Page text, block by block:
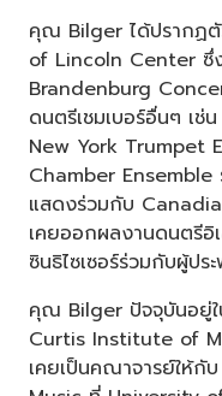
คุณ Bilger ได้ปรากฏ
of Lincoln Center ซึ่
Brandenburg
ดนตรีเชมเบอร์อื่นๆ เ
New York Trumpet
Chamber Ensemble
แสดงร่วมกับ
เคยออกผลงานดนตรีอิ
ซินธิไซเซอร์ร่วมกับผู้ป
คุณ Bilger ปัจจุบันอยู่
Curtis Institute of
เคยเป็นคณาจารย์ให้